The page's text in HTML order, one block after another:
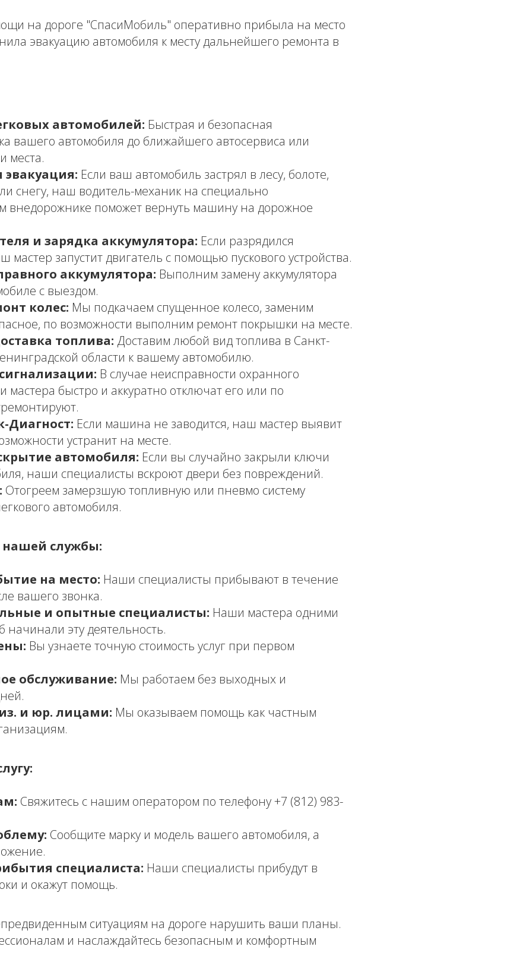
на дороге "СпасиМобиль" оперативно прибыла на место
эвакуацию автомобиля к месту дальнейшего ремонта в
автомобилей: Быстрая и безопасная
вашего автомобиля до ближайшего автосервиса или
места.
Если ваш автомобиль застрял в лесу, болоте,
снегу, наш водитель-механик на специально
внедорожнике поможет вернуть машину на дорожное
и зарядка аккумулятора: Если разрядился
мастер запустит двигатель с помощью пускового устройства.
аккумулятора: Выполним замену аккумулятора
с выездом.
колес: Мы подкачаем спущенное колесо, заменим
по возможности выполним ремонт покрышки на месте.
топлива: Доставим любой вид топлива в Санкт-
области к вашему автомобилю.
В случае неисправности охранного
мастера быстро и аккуратно отключат его или по
Диагност: Если машина не заводится, наш мастер выявит
устранит на месте.
автомобиля: Если вы случайно закрыли ключи
наши специалисты вскроют двери без повреждений.
Отогреем замерзшую топливную или пневмо систему
автомобиля.
службы:
на место: Наши специалисты прибывают в течение
вашего звонка.
и опытные специалисты: Наши мастера одними
начинали эту деятельность.
Вы узнаете точную стоимость услуг при первом
обслуживание: Мы работаем без выходных и
и юр. лицами: Мы оказываем помощь как частным
Свяжитесь с нашим оператором по телефону +7 (812) 983-
Сообщите марку и модель вашего автомобиля, а
специалиста: Наши специалисты прибудут в
и окажут помощь.
ситуациям на дороге нарушить ваши планы.
и наслаждайтесь безопасным и комфортным